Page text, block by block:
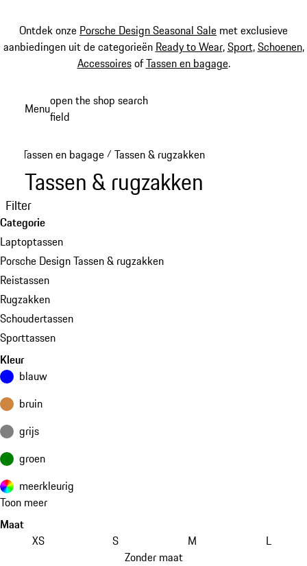
Ontdek onze Porsche Design Seasonal Sale met exclusieve
aanbiedingen uit de categorieën Ready to Wear,Sport,Schoenen,
AccessoiresofTassen en bagage.
Menuopen the shop search
field
Tassen en bagage / Tassen & rugzakken
Tassen & rugzakken
Filter
Categorie
Laptoptassen
Porsche Design Tassen & rugzakken
Reistassen
Rugzakken
Schoudertassen
Sporttassen
Kleur
blauw
bruin
grijs
groen
meerkleurig
Toon meer
Maat
XS
S M
L
Zonder maat